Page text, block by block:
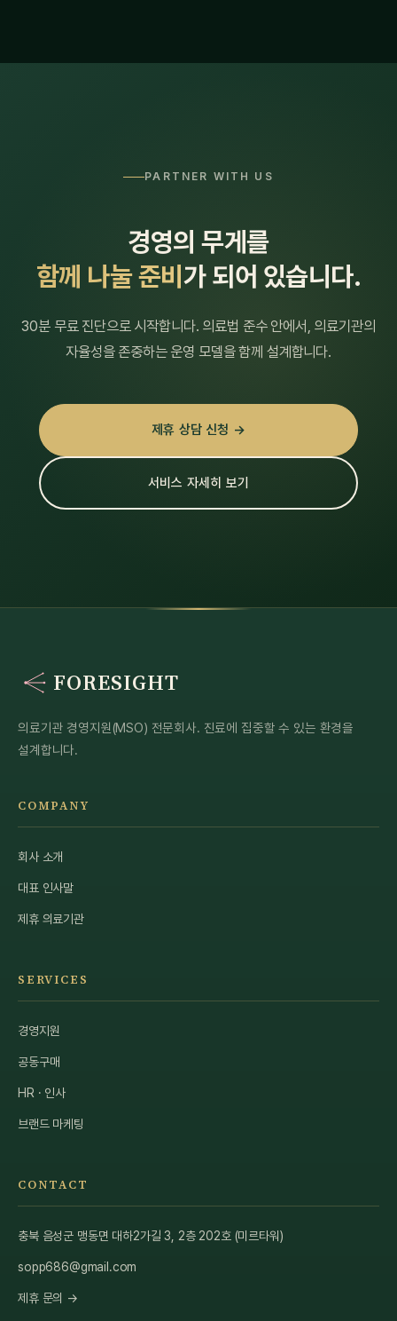
PARTNER WITH US
경영의 무게를
함께 나눌 준비가 되어 있습니다.
30분 무료 진단으로 시작합니다. 의료법 준수 안에서, 의료기관의
자율성을 존중하는 운영 모델을 함께 설계합니다.
제휴 상담 신청 →
서비스 자세히 보기
FORESIGHT
의료기관 경영지원(MSO) 전문회사. 진료에 집중할 수 있는 환경을
설계합니다.
COMPANY
회사 소개
대표 인사말
제휴 의료기관
SERVICES
경영지원
공동구매
HR · 인사
브랜드 마케팅
CONTACT
충북 음성군 맹동면 대하2가길 3, 2층 202호 (미르타워)
sopp686@gmail.com
제휴 문의 →